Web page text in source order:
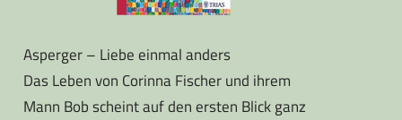
Asperger – Liebe einmal anders
Das Leben von Corinna Fischer und ihrem
Mann Bob scheint auf den ersten Blick ganz